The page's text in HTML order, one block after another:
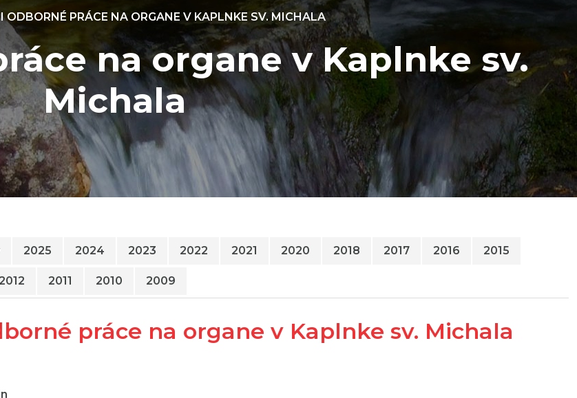
ODBORNÉ PRÁCE NA ORGANE V KAPLNKE SV. MICHALA
na organe v Kaplnke sv.
Michala
2025 2024 2023 2022 2021 2020 2018 2017 2016 2015
2011 2010 2009
práce na organe v Kaplnke sv. Michala